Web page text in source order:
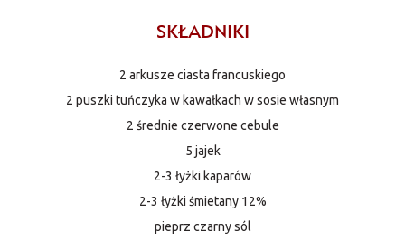
SKŁADNIKI
2 arkusze ciasta francuskiego
2 puszki tuńczyka w kawałkach w sosie własnym
2 średnie czerwone cebule
5 jajek
2-3 łyżki kaparów
2-3 łyżki śmietany 12%
pieprz czarny sól